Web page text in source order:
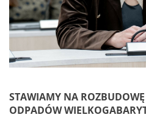
STAWIAMY NA
ODPADÓW